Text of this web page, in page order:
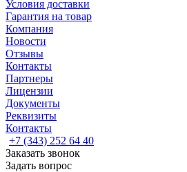
Условия доставки
Гарантия на товар
Компания
Новости
Отзывы
Контакты
Партнеры
Лицензии
Документы
Реквизиты
Контакты
+7 (343) 252 64 40
Заказать звонок
Задать вопрос